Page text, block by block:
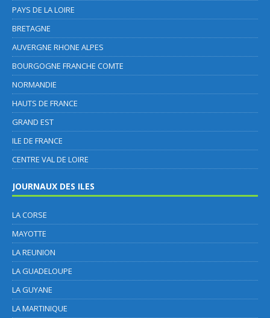
PAYS DE LA LOIRE
BRETAGNE
AUVERGNE RHONE ALPES
BOURGOGNE FRANCHE COMTE
NORMANDIE
HAUTS DE FRANCE
GRAND EST
ILE DE FRANCE
CENTRE VAL DE LOIRE
JOURNAUX DES ILES
LA CORSE
MAYOTTE
LA REUNION
LA GUADELOUPE
LA GUYANE
LA MARTINIQUE